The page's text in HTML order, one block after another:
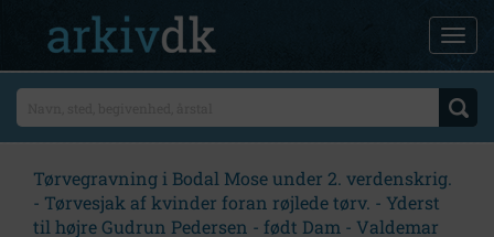
Tørvegravning i Bodal Mose under 2. verdenskrig.
- Tørvesjak af kvinder foran røjlede tørv. - Yderst
til højre Gudrun Pedersen - født Dam - Valdemar